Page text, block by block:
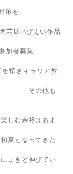
策を
芸展inびえい作品
加者募集
招きキャリア教
も
しむ余裕はあま
夏となってきた
ょきと伸びてい